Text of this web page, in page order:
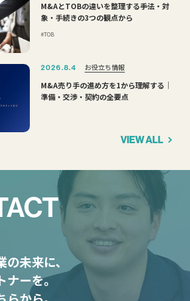
M&AとTOBの違いを整理する――手法・対
象・手続きの3つの観点から
TOB
2026.8.4 お役立ち情報
M&A売り手の進め方を1から理解する｜
準備・交渉・契約の全要点
VIEW ALL
未来に、
ナーを。